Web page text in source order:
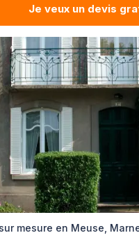
Je veux un devis
mesure en Meuse,